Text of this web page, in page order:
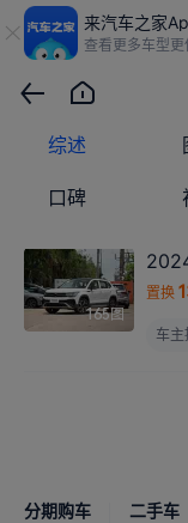
来汽车之家
查看更多车型
综述
口碑
165图
置换
车主
分期购车 二手车